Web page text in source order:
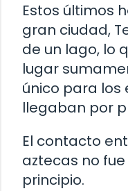
Estos últimos
gran ciudad,
de un lago, lo
lugar
único para los
llegaban por
El contacto
aztecas no
principio.